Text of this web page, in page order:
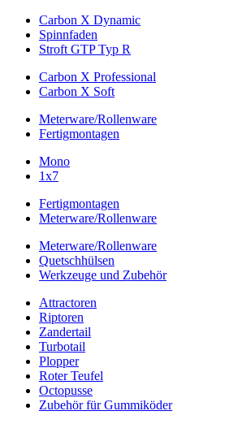
Carbon X Dynamic
Spinnfaden
Stroft GTP Typ R
Carbon X Professional
Carbon X Soft
Meterware/Rollenware
Fertigmontagen
Mono
1x7
Fertigmontagen
Meterware/Rollenware
Meterware/Rollenware
Quetschhülsen
Werkzeuge und Zubehör
Attractoren
Riptoren
Zandertail
Turbotail
Plopper
Roter Teufel
Octopusse
Zubehör für Gummiköder